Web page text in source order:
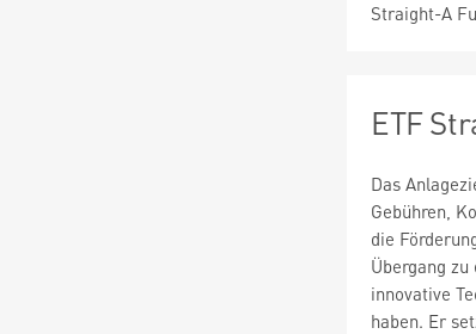
Straight-A
ETF
Das
Gebühren,
die
Übergang
innovative
haben. Er